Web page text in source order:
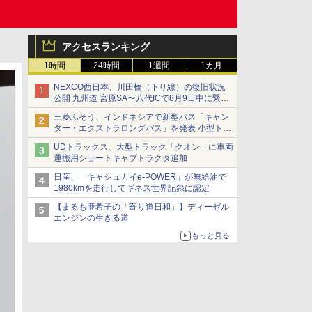
アクセスランキング
1時間 24時間 1週間 1カ月
NEXCO西日本、川田橋（下り線）の復旧状況
公開 九州道 宮原SA〜八代ICで8月9日中に緊急
車両を通行可能に
三菱ふそう、インドネシアで新型バス「キャン
ター・エクストラロングバス」を発表 小型トラ
ックベースの観光・旅客輸送向けバス
UDトラックス、大型トラック「クオン」に車両
運搬用ショートキャブトラクタ追加
日産、「キャシュカイe-POWER」が無給油で
1980kmを走行してギネス世界記録に認定
【まるも亜希子の「寄り道日和」】ディーゼル
エンジンの生きる道
もっと見る